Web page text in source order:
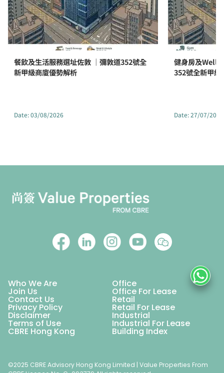
餐飲及生活服務選址佐敦 ｜彌敦道352號全
新甲級商廈優勢解析
Date:03/08/2026
健身房及
352號全新甲級
Date:27/07/2026
Who We Are Office
Join Us Office For Lease
Contact Us Retail
Privacy Policy Retail For Lease
Disclaimer Industrial
Terms of Use Industrial For Lease
CBRE Hong Kong Building Index
©2025 CBRE Advisory Hong Kong Limited | Value Properties From